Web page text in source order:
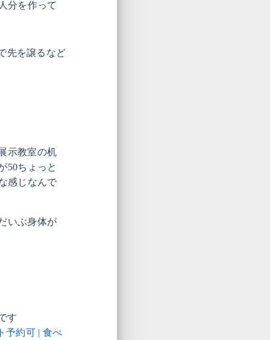
分を作って
先を譲るなど
示教室の机
50ちょっと
感じなんで
いぶ身体が
す
予約可 | 食べ